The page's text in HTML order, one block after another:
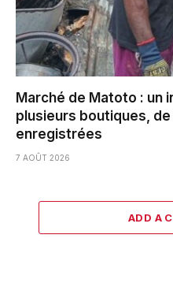
Marché de Matoto : un
plusieurs boutiques,
enregistrées
7 AOÛT 2026
ADD A